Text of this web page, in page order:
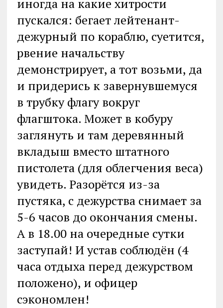
иногда на какие хитрости
пускался: бегает лейтенант-
дежурный по кораблю, суетится,
рвение начальству
демонстрирует, а тот возьми, да
и придерись к завернувшемуся
в трубку флагу вокруг
флагштока. Может в кобуру
заглянуть и там деревянный
вкладыш вместо штатного
пистолета (для облегчения веса)
увидеть. Разорётся из-за
пустяка, с дежурства снимает за
5-6 часов до окончания смены.
А в 18.00 на очередные сутки
заступай! И устав соблюдён (4
часа отдыха перед дежурством
положено), и офицер
сэкономлен!